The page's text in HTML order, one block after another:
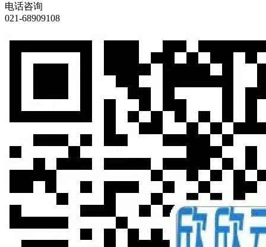
电话咨询
021-68909108